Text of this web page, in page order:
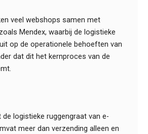
veel webshops samen met
Mendex, waarbij de logistieke
op de operationele behoeften van
dat dit het kernproces van de
logistieke ruggengraat van e-
meer dan verzending alleen en